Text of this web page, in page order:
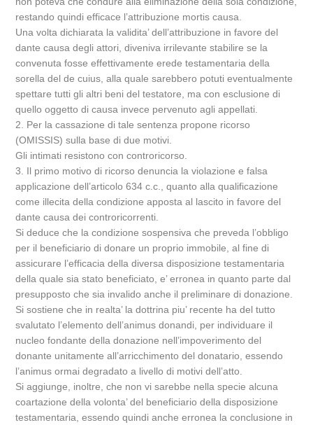
restando quindi efficace l’attribuzione mortis causa.
Una volta dichiarata la validita’ dell’attribuzione in favore del
dante causa degli attori, diveniva irrilevante stabilire se la
convenuta fosse effettivamente erede testamentaria della
sorella del de cuius, alla quale sarebbero potuti eventualmente
spettare tutti gli altri beni del testatore, ma con esclusione di
quello oggetto di causa invece pervenuto agli appellati.
2. Per la cassazione di tale sentenza propone ricorso
(OMISSIS) sulla base di due motivi.
Gli intimati resistono con controricorso.
3. Il primo motivo di ricorso denuncia la violazione e falsa
applicazione dell’articolo 634 c.c., quanto alla qualificazione
come illecita della condizione apposta al lascito in favore del
dante causa dei controricorrenti.
Si deduce che la condizione sospensiva che preveda l’obbligo
per il beneficiario di donare un proprio immobile, al fine di
assicurare l’efficacia della diversa disposizione testamentaria
della quale sia stato beneficiato, e’ erronea in quanto parte dal
presupposto che sia invalido anche il preliminare di donazione.
Si sostiene che in realta’ la dottrina piu’ recente ha del tutto
svalutato l’elemento dell’animus donandi, per individuare il
nucleo fondante della donazione nell’impoverimento del
donante unitamente all’arricchimento del donatario, essendo
l’animus ormai degradato a livello di motivi dell’atto.
Si aggiunge, inoltre, che non vi sarebbe nella specie alcuna
coartazione della volonta’ del beneficiario della disposizione
testamentaria, essendo quindi anche erronea la conclusione in